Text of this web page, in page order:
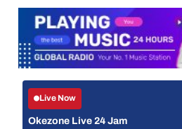
Live Now
Okezone Live 24 Jam